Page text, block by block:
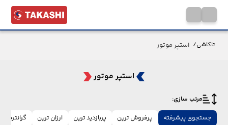
تاکاشی/ استپر موتور
استپر موتور
مرتب سازی:
جستجوی پیشرفته
پرفروش ترین پربازدید ترین ارزان ترین گرانترین